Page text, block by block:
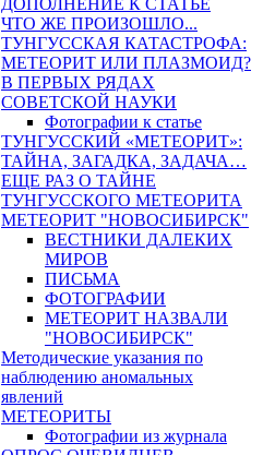
ДОПОЛНЕНИЕ К СТАТЬЕ
ЧТО ЖЕ ПРОИЗОШЛО...
ТУНГУССКАЯ КАТАСТРОФА:
МЕТЕОРИТ ИЛИ ПЛАЗМОИД?
В ПЕРВЫХ РЯДАХ
СОВЕТСКОЙ НАУКИ
Фотографии к статье
ТУНГУССКИЙ «МЕТЕОРИТ»:
ТАЙНА, ЗАГАДКА, ЗАДАЧА…
ЕЩЕ РАЗ О ТАЙНЕ
ТУНГУССКОГО МЕТЕОРИТА
МЕТЕОРИТ "НОВОСИБИРСК"
ВЕСТНИКИ ДАЛЕКИХ
МИРОВ
ПИСЬМА
ФОТОГРАФИИ
МЕТЕОРИТ НАЗВАЛИ
"НОВОСИБИРСК"
Методические указания по
наблюдению аномальных
явлений
МЕТЕОРИТЫ
Фотографии из журнала